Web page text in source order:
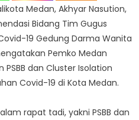
Medan, Akhyar Nasution,
Bidang Tim Gugus
19 Gedung Darma Wanita
Pemko Medan
dan Cluster Isolation
Covid-19 di Kota Medan.
rapat tadi, yakni PSBB dan